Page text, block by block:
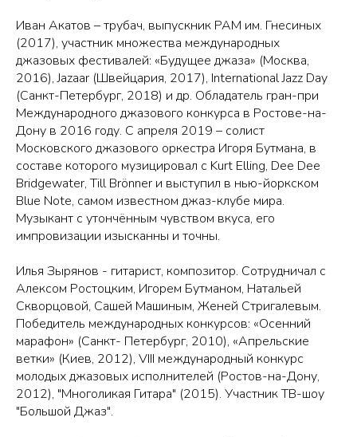
Иван Акатов – трубач, выпускник РАМ им. Гнесиных
(2017), участник множества международных
джазовых фестивалей: «Будущее джаза» (Москва,
2016), Jazaar (Швейцария, 2017), International Jazz Day
(Санкт-Петербург, 2018) и др. Обладатель гран-при
Международного джазового конкурса в Ростове-на-
Дону в 2016 году. С апреля 2019 – солист
Московского джазового оркестра Игоря Бутмана, в
составе которого музицировал с Kurt Elling, Dee Dee
Bridgewater, Till Brönner и выступил в нью-йоркском
Blue Note, самом известном джаз-клубе мира.
Музыкант с утончённым чувством вкуса, его
импровизации изысканны и точны.
Илья Зырянов - гитарист, композитор. Сотрудничал с
Алексом Ростоцким, Игорем Бутманом, Натальей
Скворцовой, Сашей Машиным, Женей Стригалевым.
Победитель международных конкурсов: «Осенний
марафон» (Санкт- Петербург, 2010), «Апрельские
ветки» (Киев, 2012), VIII международный конкурс
молодых джазовых исполнителей (Ростов-на-Дону,
2012), "Многоликая Гитара" (2015). Участник ТВ-шоу
"Большой Джаз".